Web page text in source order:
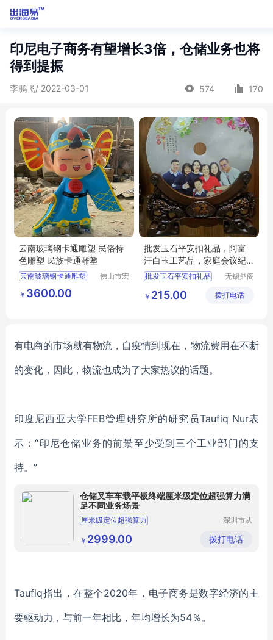
印尼电子商务有望增长3倍，仓储业务也将
得到提振
李鹏飞/ 2022-03-01 574 170
云南玻璃钢卡通雕塑 民俗特
色雕塑 民族卡通雕塑
云南玻璃钢卡通雕塑
民俗特色雕塑
民族卡通雕塑
佛山市宏
￥ 3600.00
批发玉石平安扣礼品，阿富
汗白玉工艺品，家庭会议纪
念品
批发玉石平安扣礼品
家庭会议纪念品
无锡鼎阁
限公司
￥ 215.00 拨打电话
有电商的市场就有物流，自疫情到现在，物流费用在不断
的变化，因此，物流也成为了大家热议的话题。
印度尼西亚大学FEB管理研究所的研究员Taufiq Nur表
示：“印尼仓储业务的前景至少受到三个工业部门的支
持。 ”
仓储叉车车载平板终端厘米级定位超强算力满
足不同业务场景
厘米级定位超强算力
深圳市从
技有限公
司
￥ 2999.00 拨打电话
Taufiq指出，在整个2020年，电子商务是数字经济的主
要驱动力，与前一年相比，年均增长为54％。